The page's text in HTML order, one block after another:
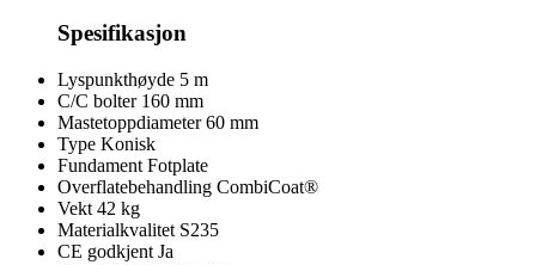
Spesifikasjon
Lyspunkthøyde 5 m
C/C bolter 160 mm
Mastetoppdiameter 60 mm
Type Konisk
Fundament Fotplate
Overflatebehandling CombiCoat®
Vekt 42 kg
Materialkvalitet S235
CE godkjent Ja